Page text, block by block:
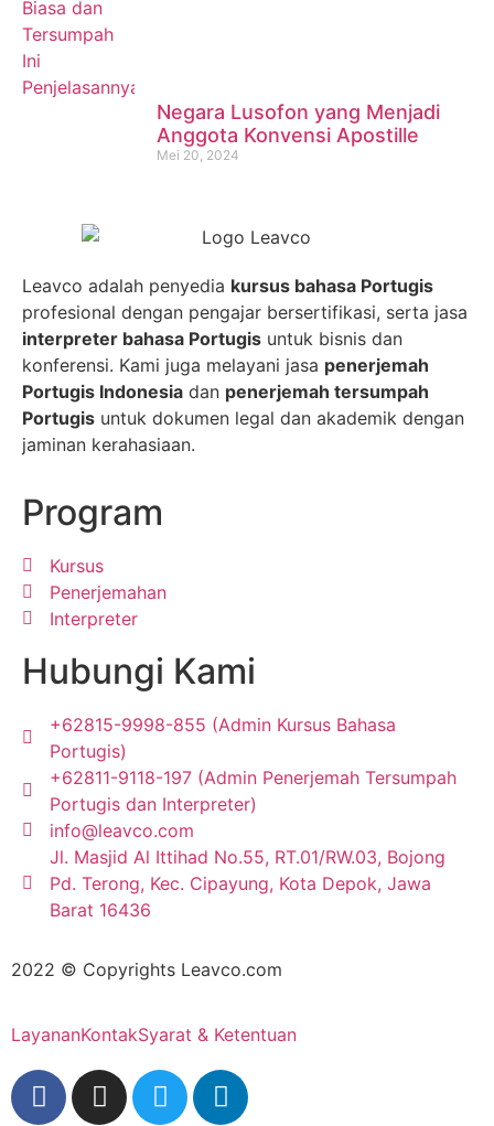
Negara Lusofon yang Menjadi
Anggota Konvensi Apostille
Mei 20, 2024
Leavco adalah penyedia kursus bahasa Portugis
profesional dengan pengajar bersertifikasi, serta jasa
interpreter bahasa Portugis untuk bisnis dan
konferensi. Kami juga melayani jasa penerjemah
Portugis Indonesia dan penerjemah tersumpah
Portugis untuk dokumen legal dan akademik dengan
jaminan kerahasiaan.
Program
Kursus
Penerjemahan
Interpreter
Hubungi Kami
+62815-9998-855 (Admin Kursus Bahasa
Portugis)
+62811-9118-197 (Admin Penerjemah Tersumpah
Portugis dan Interpreter)
info@leavco.com
Jl. Masjid Al Ittihad No.55, RT.01/RW.03, Bojong
Pd. Terong, Kec. Cipayung, Kota Depok, Jawa
Barat 16436
2022 © Copyrights Leavco.com
LayananKontakSyarat & Ketentuan